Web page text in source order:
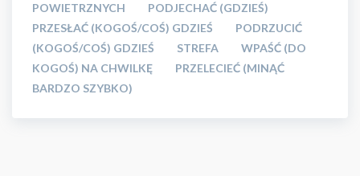
POWIETRZNYCH
PODJECHAĆ (GDZIEŚ)
PRZESŁAĆ (KOGOŚ/COŚ) GDZIEŚ
PODRZUCIĆ
(KOGOŚ/COŚ) GDZIEŚ
STREFA
WPAŚĆ (DO
KOGOŚ) NA CHWILKĘ
PRZELECIEĆ (MINĄĆ
BARDZO SZYBKO)